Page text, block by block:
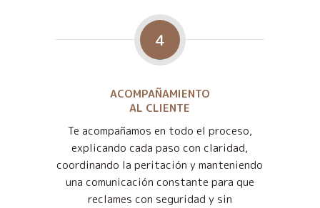
4
ACOMPAÑAMIENTO
AL CLIENTE
Te acompañamos en todo el proceso,
explicando cada paso con claridad,
coordinando la peritación y manteniendo
una comunicación constante para que
reclames con seguridad y sin